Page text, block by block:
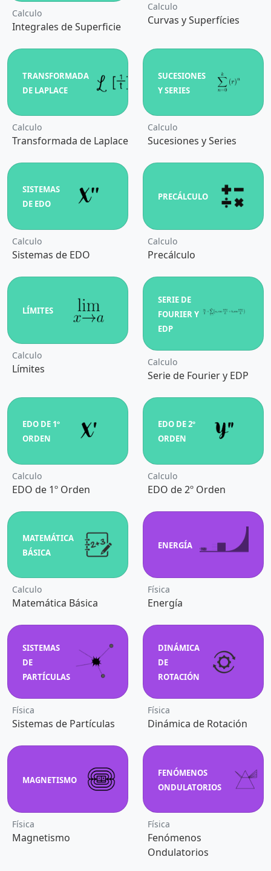
Calculo
Integrales de Superficie
Calculo
Curvas y Superfícies
TRANSFORMADA
DE LAPLACE
Calculo
Transformada de Laplace
SUCESIONES
Y SERIES
Calculo
Sucesiones y Series
SISTEMAS
DE EDO
Calculo
Sistemas de EDO
PRECÁLCULO
Calculo
Precálculo
LÍMITES
Calculo
Límites
SERIE DE
FOURIER Y
EDP
Calculo
Serie de Fourier y EDP
EDO DE 1º
ORDEN
Calculo
EDO de 1º Orden
EDO DE 2º
ORDEN
Calculo
EDO de 2º Orden
MATEMÁTICA
BÁSICA
Calculo
Matemática Básica
ENERGÍA
Física
Energía
SISTEMAS
DE
PARTÍCULAS
Física
Sistemas de Partículas
DINÁMICA
DE
ROTACIÓN
Física
Dinámica de Rotación
MAGNETISMO
Física
Magnetismo
FENÓMENOS
ONDULATORIOS
Física
Fenómenos
Ondulatorios